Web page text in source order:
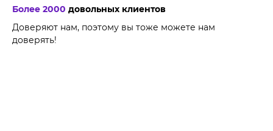
Более 2000 довольных клиентов
Доверяют нам, поэтому вы тоже можете нам
доверять!